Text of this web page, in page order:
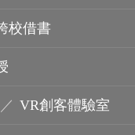
校借書
／ VR創客體驗室